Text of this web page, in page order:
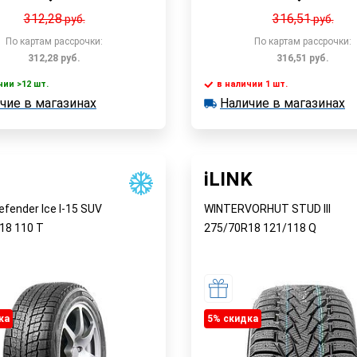
312,28руб.
По картам рассрочки:
312,28 руб.
В корзину
шт.
>12 шт.
в магазинах
316,51руб.
По картам рассрочки:
316,51 руб.
В
в наличии 1 шт.
в наличии 1 шт.
Наличие в магазинах
Ice I-15 SUV
110 T
iLINK
WINTERVORHUT STUD III
275/70R18 121/118 Q
5% cкидка